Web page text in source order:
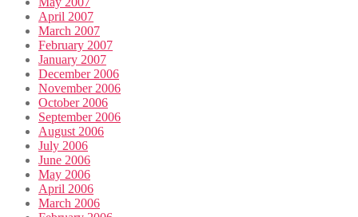
April 2007
March 2007
February 2007
January 2007
December 2006
November 2006
October 2006
September 2006
August 2006
July 2006
June 2006
May 2006
April 2006
March 2006